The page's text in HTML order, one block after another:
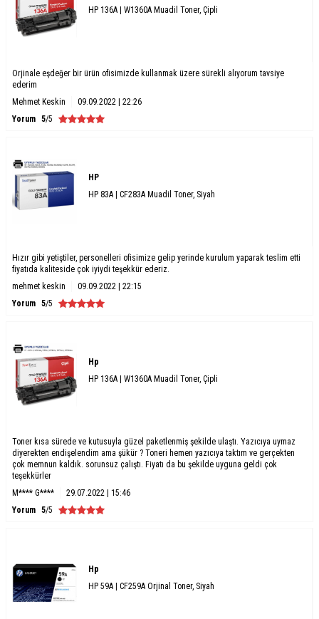
HP 136A | W1360A Muadil Toner, Çipli
Orjinale eşdeğer bir ürün ofisimizde kullanmak üzere sürekli alıyorum tavsiye
ederim
Mehmet Keskin
09.09.2022 | 22:26
Yorum 5/5
HP
HP 83A | CF283A Muadil Toner, Siyah
Hızır gibi yetiştiler, personelleri ofisimize gelip yerinde kurulum yaparak teslim etti
fiyatıda kaliteside çok iyiydi teşekkür ederiz.
mehmet keskin
09.09.2022 | 22:15
Yorum 5/5
Hp
HP 136A | W1360A Muadil Toner, Çipli
Toner kısa sürede ve kutusuyla güzel paketlenmiş şekilde ulaştı. Yazıcıya uymaz
diyerekten endişelendim ama şükür ? Toneri hemen yazıcıya taktım ve gerçekten
çok memnun kaldık. sorunsuz çalıştı. Fiyatı da bu şekilde uyguna geldi çok
teşekkürler
M**** G****
29.07.2022 | 15:46
Yorum 5/5
Hp
HP 59A | CF259A Orjinal Toner, Siyah